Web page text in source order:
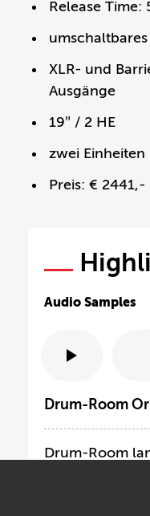
Release Time:
XLR- und
Ausgänge
19″ / 2 HE
zwei Einheiten
Preis: € 2441,-
Audio Samples
Drum-Room
Drum-Room